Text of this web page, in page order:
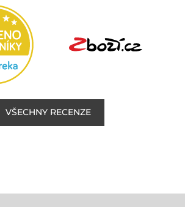
VŠECHNY RECENZE